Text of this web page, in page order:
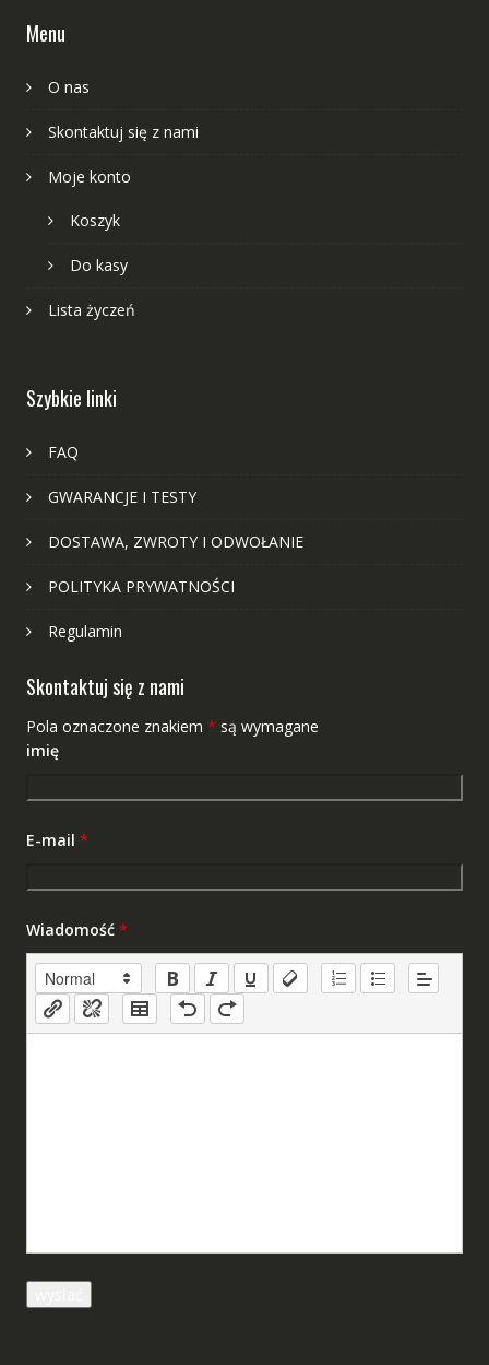
Menu
O nas
Skontaktuj się z nami
Moje konto
Koszyk
Do kasy
Lista życzeń
Szybkie linki
FAQ
GWARANCJE I TESTY
DOSTAWA, ZWROTY I ODWOŁANIE
POLITYKA PRYWATNOŚCI
Regulamin
Skontaktuj się z nami
Pola oznaczone znakiem * są wymagane
imię
E-mail *
Wiadomość *